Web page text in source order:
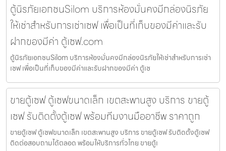
ตู้นิรภัยเอกชนSilom บริการห้องมั่นคงมีกล่องนิรภัย
ให้เช่าสำหรับการเช่าเซฟ เพื่อเป็นที่เก็บของมีค่าและรับ
ฝากของมีค่า ตู้เซฟ.com
ตู้นิรภัยเอกชนSilom บริการห้องมั่นคงมีกล่องนิรภัยให้เช่าสำหรับการเช่า
เซฟ เพื่อเป็นที่เก็บของมีค่าและรับฝากของมีค่า ตู้เซ
ขายตู้เซฟ ตู้เซฟขนาดเล็ก เขตสะพานสูง บริการ ขายตู้
เซฟ รับติดตั้งตู้เซฟ พร้อมทีมงานมืออาชีพ ราคาถูก
ขายตู้เซฟ ตู้เซฟขนาดเล็ก เขตสะพานสูง บริการ ขายตู้เซฟ รับติดตั้งตู้เซฟ
ติดต่อสอบถามได้ตลอด พร้อมให้บริการทั่วไทย ขายตู้เ